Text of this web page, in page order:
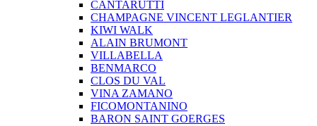
CANTARUTTI
CHAMPAGNE VINCENT LEGLANTIER
KIWI WALK
ALAIN BRUMONT
VILLABELLA
BENMARCO
CLOS DU VAL
VINA ZAMANO
FICOMONTANINO
BARON SAINT GOERGES